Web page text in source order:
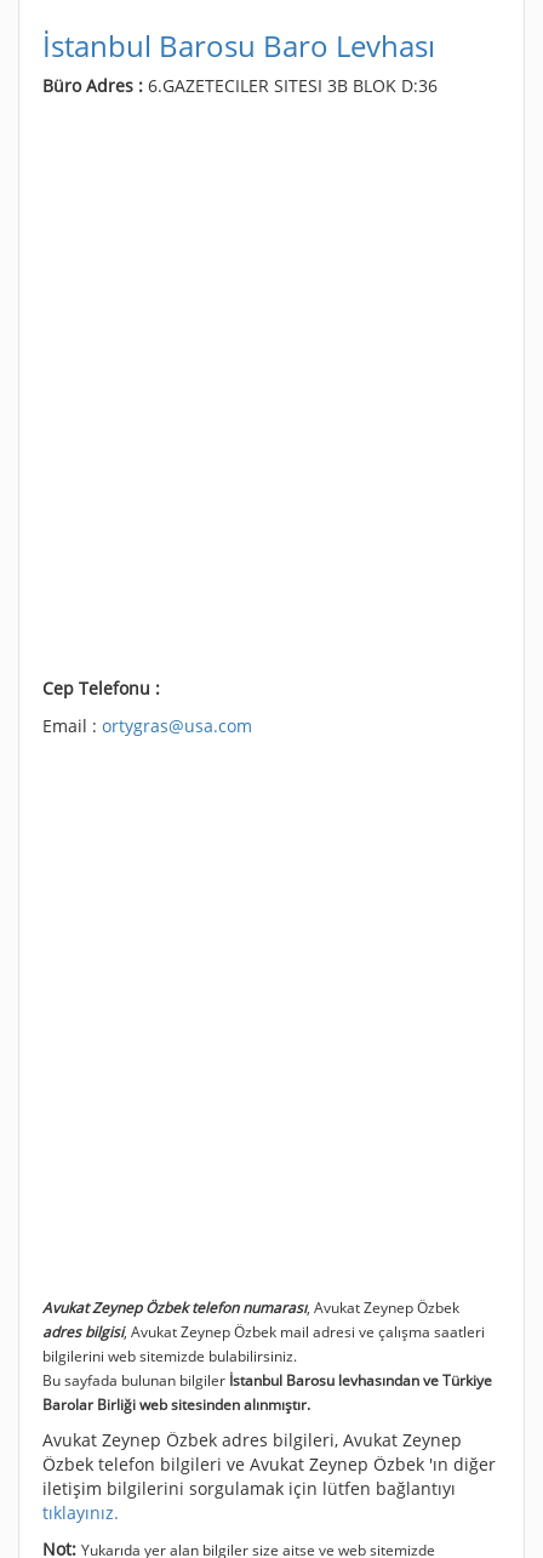
İstanbul Barosu Baro Levhası
Büro Adres : 6.GAZETECILER SITESI 3B BLOK D:36
Cep Telefonu :
Email : ortygras@usa.com
Avukat Zeynep Özbek telefon numarası, Avukat Zeynep Özbek
adres bilgisi, Avukat Zeynep Özbek mail adresi ve çalışma saatleri
bilgilerini web sitemizde bulabilirsiniz.
Bu sayfada bulunan bilgiler İstanbul Barosu levhasından ve Türkiye
Barolar Birliği web sitesinden alınmıştır.
Avukat Zeynep Özbek adres bilgileri, Avukat Zeynep
Özbek telefon bilgileri ve Avukat Zeynep Özbek 'ın diğer
iletişim bilgilerini sorgulamak için lütfen bağlantıyı
tıklayınız.
Not: Yukarıda yer alan bilgiler size aitse ve web sitemizde